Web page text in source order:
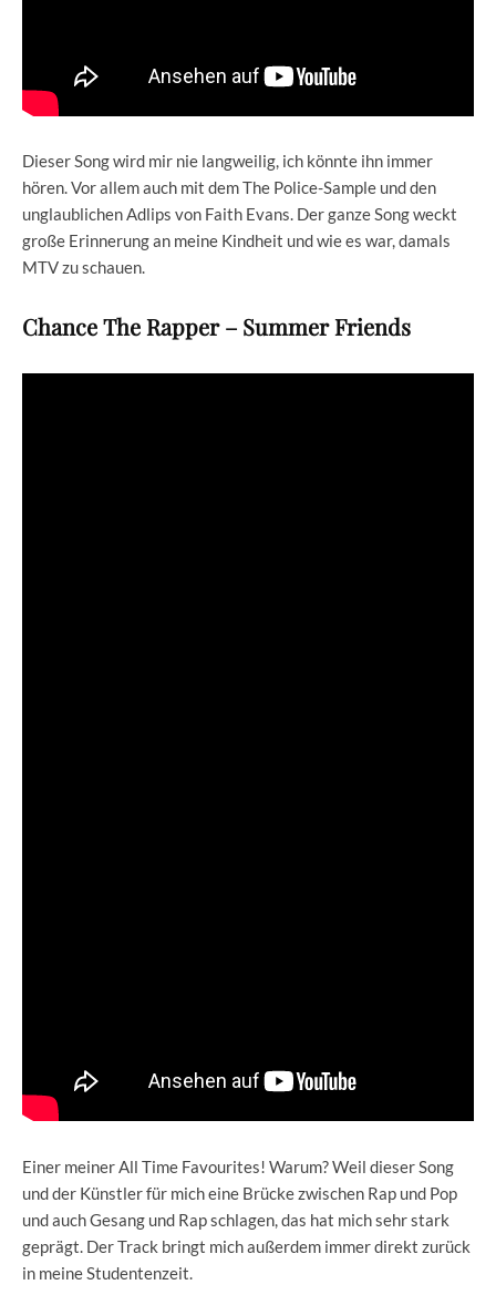
Dieser Song wird mir nie langweilig, ich könnte ihn immer
hören. Vor allem auch mit dem The Police-Sample und den
unglaublichen Adlips von Faith Evans. Der ganze Song weckt
große Erinnerung an meine Kindheit und wie es war, damals
MTV zu schauen.
Chance The Rapper – Summer Friends
Einer meiner All Time Favourites! Warum? Weil dieser Song
und der Künstler für mich eine Brücke zwischen Rap und Pop
und auch Gesang und Rap schlagen, das hat mich sehr stark
geprägt. Der Track bringt mich außerdem immer direkt zurück
in meine Studentenzeit.